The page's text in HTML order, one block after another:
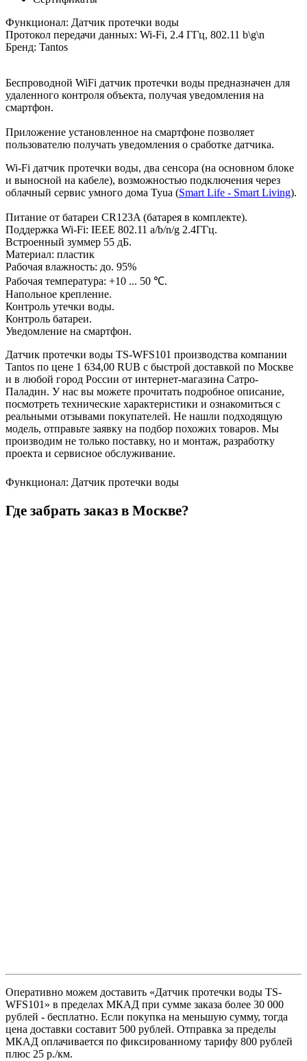
Функционал: Датчик протечки воды
Протокол передачи данных: Wi-Fi, 2.4 ГГц, 802.11 b\g\n
Бренд: Tantos
Беспроводной WiFi датчик протечки воды предназначен для
удаленного контроля объекта, получая уведомления на
смартфон.
Приложение установленное на смартфоне позволяет
пользователю получать уведомления о сработке датчика.
Wi-Fi датчик протечки воды, два сенсора (на основном блоке
и выносной на кабеле), возможностью подключения через
облачный сервис умного дома Tyua (Smart Life - Smart Living).
Питание от батареи CR123A (батарея в комплекте).
Поддержка Wi-Fi: IEEE 802.11 a/b/n/g 2.4ГГц.
Встроенный зуммер 55 дБ.
Материал: пластик
Рабочая влажность: до. 95%
Рабочая температура: +10 ... 50 ℃.
Напольное крепление.
Контроль утечки воды.
Контроль батареи.
Уведомление на смартфон.
Датчик протечки воды TS-WFS101 производства компании
Tantos по цене 1 634,00 RUB с быстрой доставкой по Москве
и в любой город России от интернет-магазина Сатро-
Паладин. У нас вы можете прочитать подробное описание,
посмотреть технические характеристики и ознакомиться с
реальными отзывами покупателей. Не нашли подходящую
модель, отправьте заявку на подбор похожих товаров. Мы
производим не только поставку, но и монтаж, разработку
проекта и сервисное обслуживание.
Функционал: Датчик протечки воды
Где забрать заказ в Москве?
Оперативно можем доставить «Датчик протечки воды TS-
WFS101» в пределах МКАД при сумме заказа более 30 000
рублей - бесплатно. Если покупка на меньшую сумму, тогда
цена доставки составит 500 рублей. Отправка за пределы
МКАД оплачивается по фиксированному тарифу 800 рублей
плюс 25 р./км.